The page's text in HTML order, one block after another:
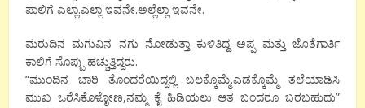
ಪಾಲಿಗೆ ಎಲ್ಲಾ.ಎಲ್ಲಾ ಇವನೇ.ಅಲ್ಲೆಲ್ಲಾ ಇವನೇ.
ಮರುದಿನ ಮಗುವಿನ ನಗು ನೋಡುತ್ತಾ ಕುಳಿತಿದ್ದ ಅಪ್ಪ ಮತ್ತು ಜೊತೆಗಾರ್ತಿ
ಕಾಲಿಗೆ ಸೊಪ್ಪು ಹಚ್ಚುತ್ತಿದ್ದರು.
“ಮುಂದಿನ ಬಾರಿ ತೊಂದರೆಯಿದ್ದಲ್ಲಿ ಬಲಕ್ಕೊಮ್ಮೆ.ಎಡಕ್ಕೊಮ್ಮೆ ತಲೆಯಾಡಿಸಿ
ಮುಖ ಒರೆಸಿಕೊಳ್ಳೋಣ,ನಮ್ಮ ಕೈ ಹಿಡಿಯಲು ಆತ ಬಂದರೂ ಬರಬಹುದು”